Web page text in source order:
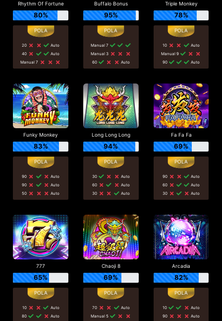
Rhythm Of Fortune
80%
20
Auto
40
Auto
Manual 7
Buffalo Bonus
95%
Manual 7
Manual 3
60
Auto
Triple Monkey
78%
10
Auto
Manual 9
90
Auto
Funky Monkey
83%
90
Auto
90
Auto
50
Auto
Long Long Long
94%
30
Auto
60
Auto
30
Auto
Fa Fa Fa
69%
90
Auto
60
Auto
30
Auto
777
65%
10
Auto
80
Auto
Chaoji 8
69%
70
Auto
Manual 5
Arcadia
82%
10
Auto
90
Auto